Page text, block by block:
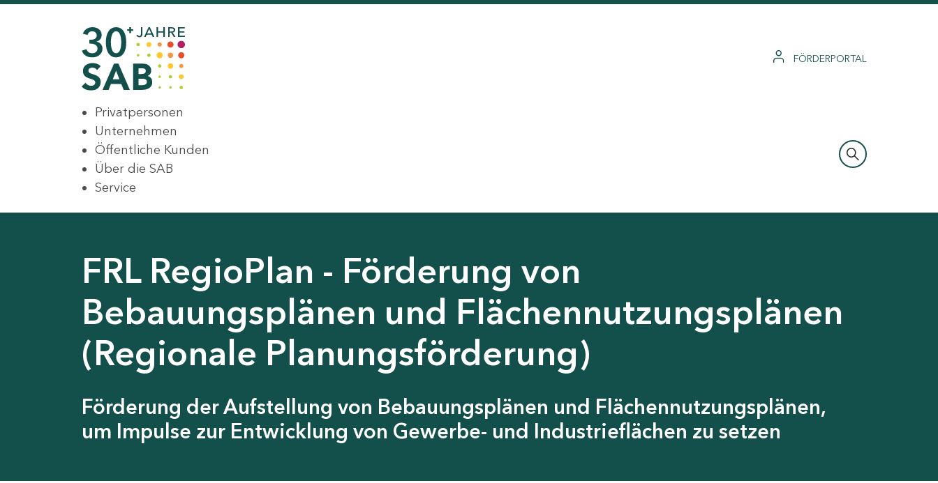
FÖRDERPORTAL
Privatpersonen
Unternehmen
Öffentliche Kunden
Über die SAB
Service
FRL RegioPlan - Förderung von
Bebauungsplänen und Flächennutzungsplänen
(Regionale Planungsförderung)
Förderung der Aufstellung von Bebauungsplänen und Flächennutzungsplänen,
um Impulse zur Entwicklung von Gewerbe- und Industrieflächen zu setzen